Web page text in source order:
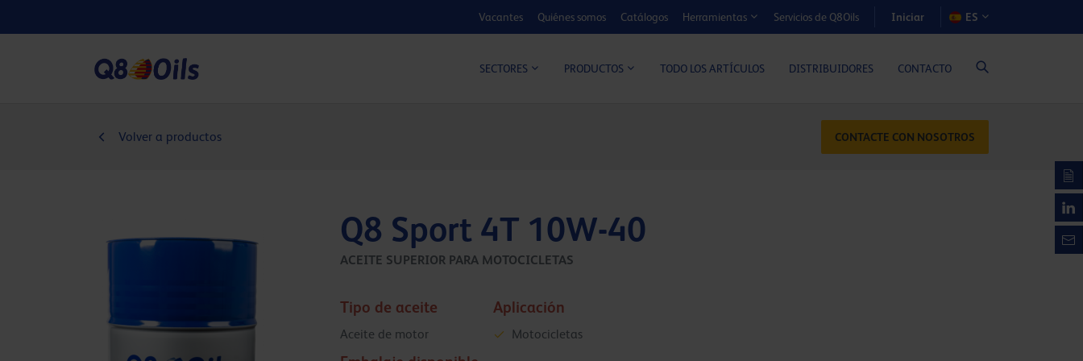
Vacantes Quiénes somos Catálogos Herramientas Servicios de Q8Oils Iniciar ES
SECTORES PRODUCTOS TODO LOS ARTÍCULOS DISTRIBUIDORES CONTACTO
Volver a productos CONTACTE CON NOSOTROS
Q8 Sport 4T 10W-40
ACEITE SUPERIOR PARA MOTOCICLETAS
Tipo de aceite
Aceite de motor
Aplicación
Motocicletas